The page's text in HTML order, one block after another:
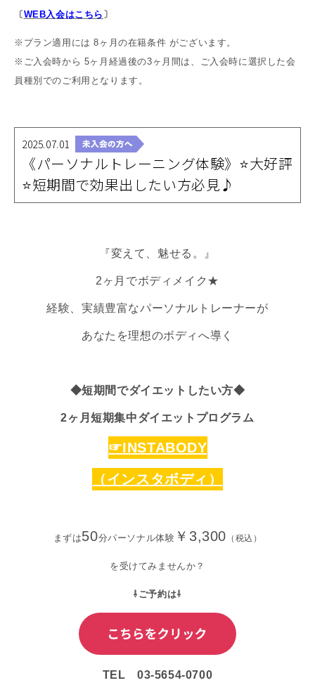
〔WEB入会はこちら 〕
※プラン適用には 8ヶ月の在籍条件 がございます。
※ご入会時から 5ヶ月経過後の3ヶ月間は、ご入会時に選択した会
員種別でのご利用となります。
2025.07.01
《パーソナルトレーニング体験》⭐大好評
⭐短期間で効果出したい方必見♪
『変えて、魅せる。』
2ヶ月でボディメイク★
経験、実績豊富なパーソナルトレーナーが
あなたを理想のボディへ導く
◆短期間でダイエットしたい方◆
2ヶ月短期集中ダイエットプログラム
☞INSTABODY
（インスタボディ）
まずは50分パーソナル体験 ￥3,300 （税込）
を受けてみませんか？
⇩ご予約は⇩
TEL 03-5654-0700